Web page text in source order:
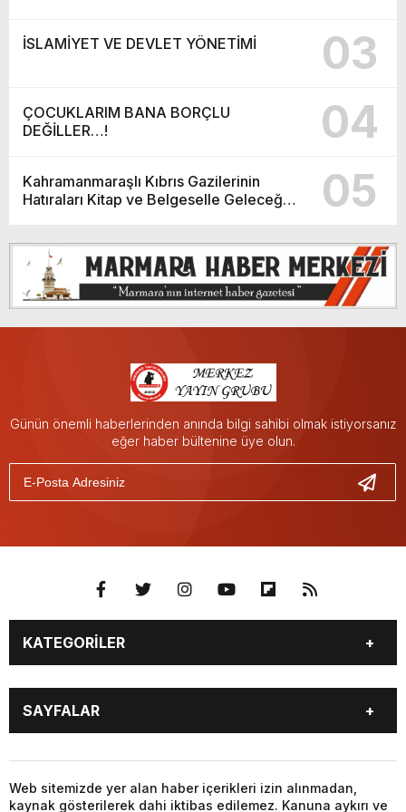
İSLAMİYET VE DEVLET YÖNETİMİ 03
ÇOCUKLARIM BANA BORÇLU
DEĞİLLER…!
04
Kahramanmaraşlı Kıbrıs Gazilerinin
Hatıraları Kitap ve Belgeselle Geleceğe
05
Günün önemli haberlerinden anında bilgi sahibi olmak istiyorsanız
eğer haber bültenine üye olun.
KATEGORİLER
İSTANBUL
DÜNYA
TEKİRDAĞ
KIRKLARELİ
BURSA
EDİRNE
ÇANAKKALE
YALOVA
KOCAELİ
SAYFALAR
NÖBETÇİ ECZANELER
HAVA DURUMU
HİSSELER
PARİTELER
Web sitemizde yer alan haber içerikleri izin alınmadan,
kaynak gösterilerek dahi iktibas edilemez. Kanuna aykırı ve